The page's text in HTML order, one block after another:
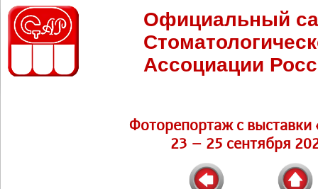
Официальный
Ассоциации
Фоторепортаж c выставки
23 – 25 сентября